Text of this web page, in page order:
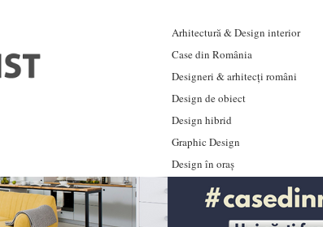
Arhitectură & Design interior
Case din România
Designeri & arhitecți români
Design de obiect
Design hibrid
Graphic Design
Design în oraș